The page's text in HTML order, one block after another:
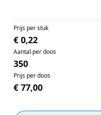
Prijs per stuk
€ 0,22
Aantal per doos
350
Prijs per doos
€ 77,00